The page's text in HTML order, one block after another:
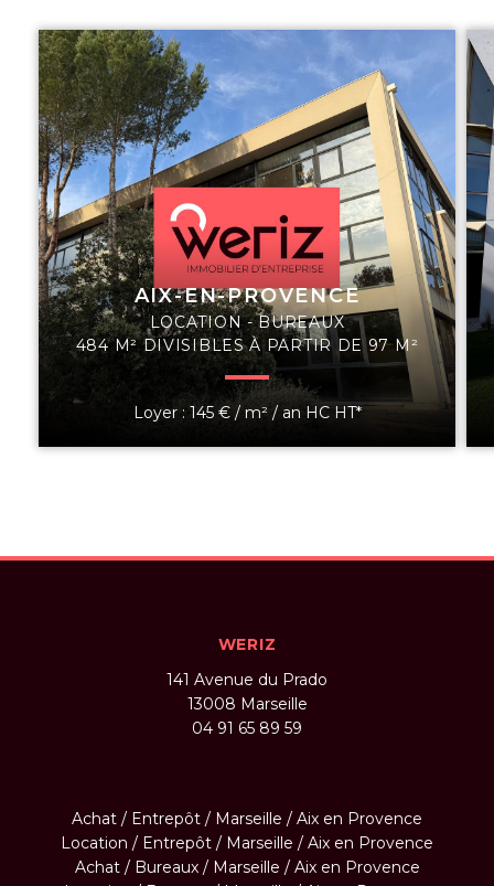
AIX-EN-PROVENCE
LOCATION - BUREAUX
484 M² DIVISIBLES À PARTIR DE 97 M²
Loyer : 145 € / m² / an HC HT*
WERIZ
141 Avenue du Prado
13008 Marseille
04 91 65 89 59
Achat / Entrepôt / Marseille / Aix en Provence
Location / Entrepôt / Marseille / Aix en Provence
Achat / Bureaux / Marseille / Aix en Provence